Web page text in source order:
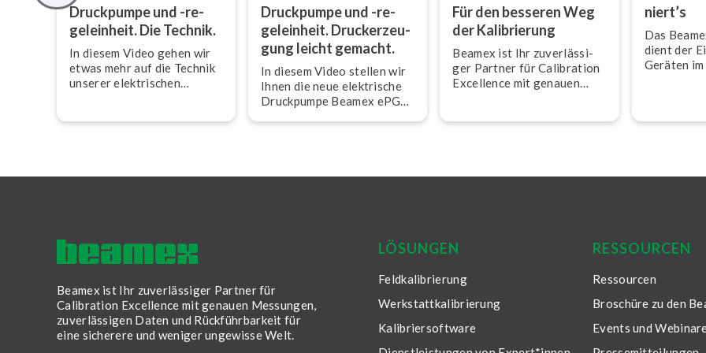
Druckpumpe und -re­
gel­ein­heit. Die Technik.
In diesem Video gehen wir
etwas mehr auf die Technik
unserer elek­tri­schen
Druckpumpe und -re­
gel­ein­heit. Druck­er­zeu­
gung leicht gemacht.
In diesem Video stellen wir
Ihnen die neue elektrische
Druckpumpe Beamex ePG
Für den besseren Weg
der Ka­li­brie­rung
Beamex ist Ihr zu­ver­läs­si­
ger Partner für Calibration
Excellence mit genauen
für eine sicherere und
niert’s
Das
dient der
Geräten im
und
Beamex ist Ihr zuverlässiger Partner für
Calibration Excellence mit genauen Messungen,
zuverlässigen Daten und Rückführbarkeit für
eine sicherere und weniger ungewisse Welt.
LÖSUNGEN
Feldkalibrierung
Werkstattkalibrierung
Kalibriersoftware
RESSOURCEN
Ressourcen
Broschüre zu den
Events und